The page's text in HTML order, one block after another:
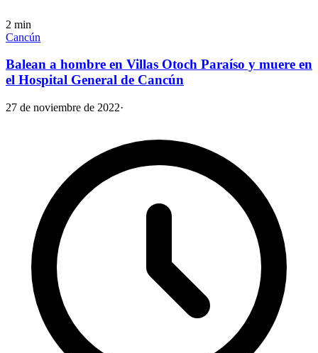
2 min
Cancún
Balean a hombre en Villas Otoch Paraíso y muere en
el Hospital General de Cancún
27 de noviembre de 2022·